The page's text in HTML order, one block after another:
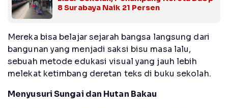
8 Surabaya Naik 21 Persen
Mereka bisa belajar sejarah bangsa langsung dari
bangunan yang menjadi saksi bisu masa lalu,
sebuah metode edukasi visual yang jauh lebih
melekat ketimbang deretan teks di buku sekolah.
Menyusuri Sungai dan Hutan Bakau